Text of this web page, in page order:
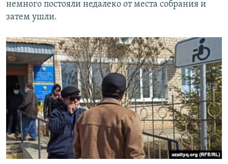
немного постояли недалеко от места собрания и
затем ушли.